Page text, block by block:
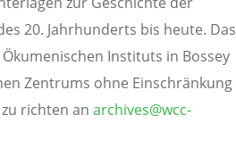
20. Jahrhunderts bis heute. Das
Instituts in Bossey
Zentrums ohne Einschränkung
richten an archives@wcc-